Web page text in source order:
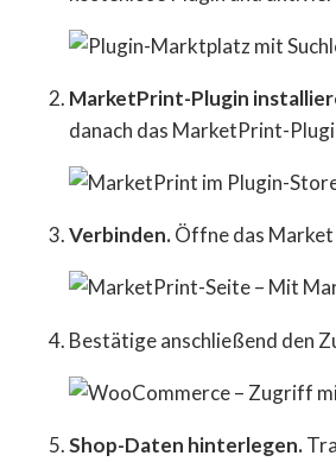
MarketPrint-Plugin
danach das MarketPrint-
Verbinden.Öffne das
Bestätige anschließend den
Shop-Daten hinterlegen.